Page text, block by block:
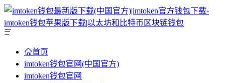
首页
imtoken钱包官网(中国官方)
imtoken钱包官网